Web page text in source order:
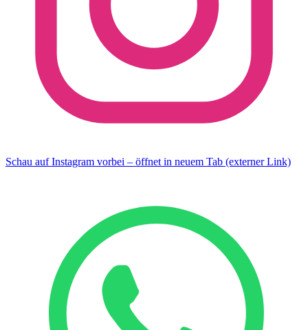
Schau auf Instagram vorbei – öffnet in neuem Tab (externer Link)